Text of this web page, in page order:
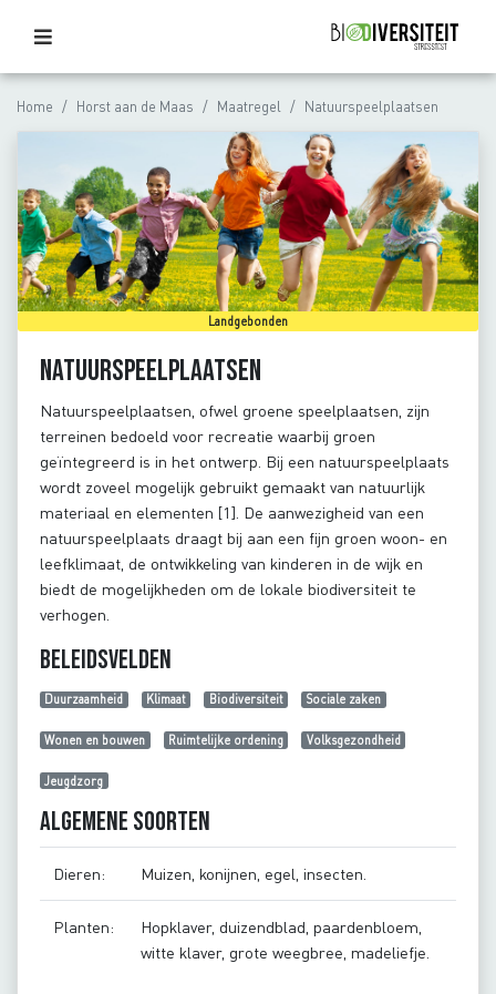
Home Horst aan de Maas Maatregel Natuurspeelplaatsen
Landgebonden
Natuurspeelplaatsen
Natuurspeelplaatsen, ofwel groene speelplaatsen, zijn
terreinen bedoeld voor recreatie waarbij groen
geïntegreerd is in het ontwerp. Bij een natuurspeelplaats
wordt zoveel mogelijk gebruikt gemaakt van natuurlijk
materiaal en elementen [1]. De aanwezigheid van een
natuurspeelplaats draagt bij aan een fijn groen woon- en
leefklimaat, de ontwikkeling van kinderen in de wijk en
biedt de mogelijkheden om de lokale biodiversiteit te
verhogen.
Beleidsvelden
Duurzaamheid Klimaat Biodiversiteit Sociale zaken
Wonen en bouwen Ruimtelijke ordening Volksgezondheid
Jeugdzorg
Algemene soorten
Dieren: Muizen, konijnen, egel, insecten.
Planten:
Hopklaver, duizendblad, paardenbloem,
witte klaver, grote weegbree, madeliefje.